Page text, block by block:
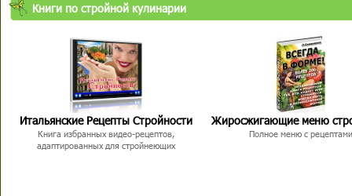
Книги по стройной кулинарии
Итальянские Рецепты Стройности
Книга избранных видео-рецептов,
адаптированных для стройнеющих
Жиросжигающие меню
Полное меню с рецептами